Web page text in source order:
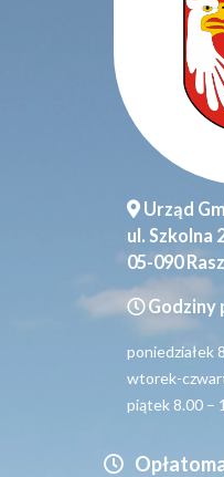
Urząd
ul. Szkolna
05-090
Godziny
poniedziałek
wtorek-
piątek 8.00 –